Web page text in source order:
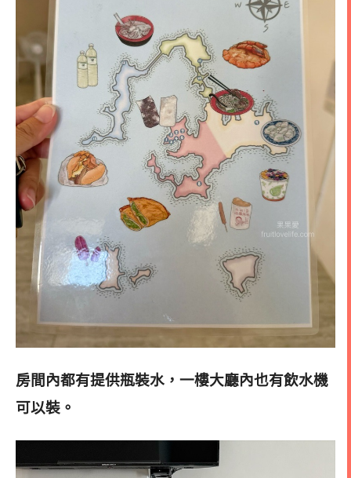
房間內都有提供瓶裝水，一樓大廳內也有飲水機
可以裝。